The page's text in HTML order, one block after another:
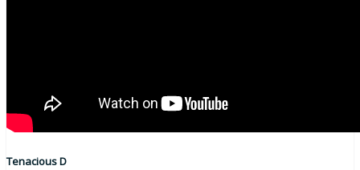
Tenacious D